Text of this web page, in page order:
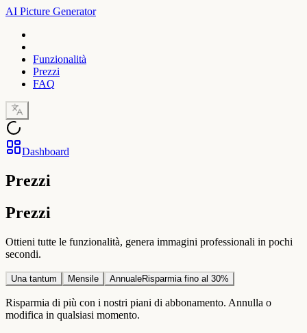
AI Picture Generator
Funzionalità
Prezzi
FAQ
Dashboard
Prezzi
Prezzi
Ottieni tutte le funzionalità, genera immagini professionali in pochi
secondi.
Una tantum Mensile AnnualeRisparmia fino al 30%
Risparmia di più con i nostri piani di abbonamento. Annulla o
modifica in qualsiasi momento.